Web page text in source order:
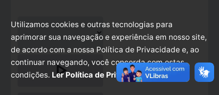
play_arrow
Utilizamos cookies e outras tecnologias para
aprimorar sua navegação e experiência em nosso site,
de acordo com a nossa Política de Privacidade e, ao
continuar navegando, você concorda com estas
condições. Ler Política de Privacidade.